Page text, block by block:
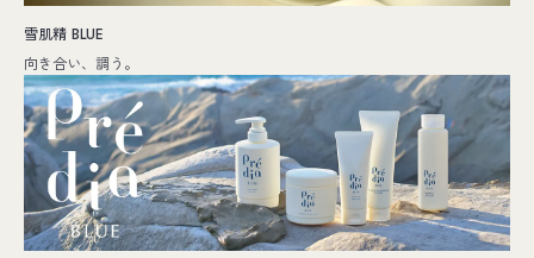
雪肌精 BLUE
向き合い、調う。